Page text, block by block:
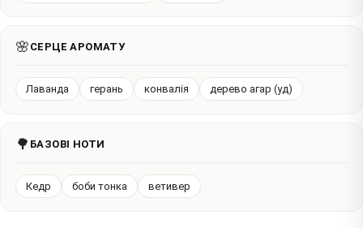
🌸 СЕРЦЕ АРОМАТУ
Лаванда герань конвалія дерево агар (уд)
🌳 БАЗОВІ НОТИ
Кедр боби тонка ветивер